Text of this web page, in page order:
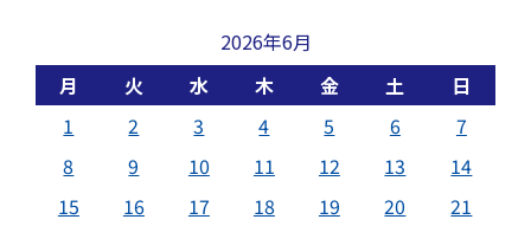
2026年6月
月
火 水 木 金 土
日
1
2 3 4 5 6
7
8
9 10 11 12 13
14
15
16 17 18 19 20 21